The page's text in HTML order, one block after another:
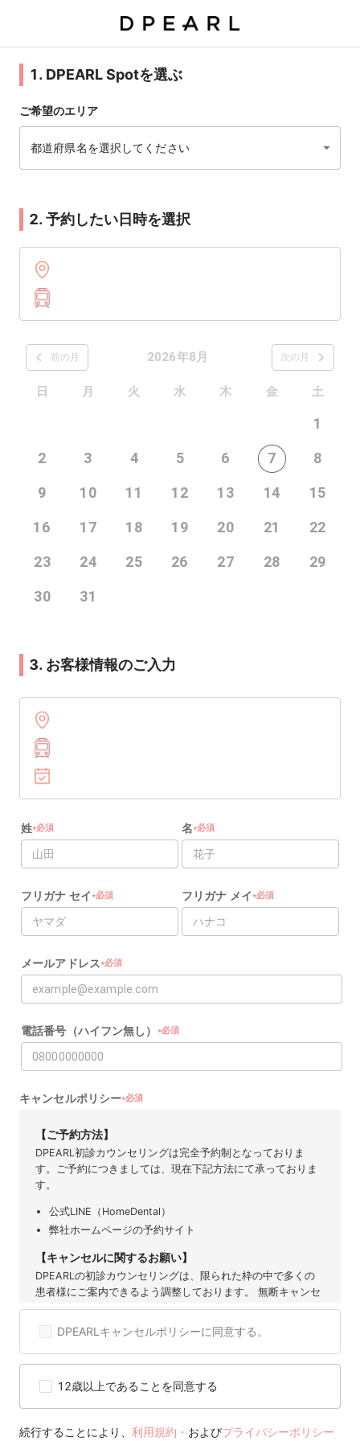
1. DPEARL Spotを選ぶ
ご希望のエリア
都道府県名を選択してください
2. 予約したい日時を選択
2026年8月
前の月 次の月
日 月 火 水 木 金 土
1
2 3 4 5 6 7 8
9 10 11 12 13 14 15
16 17 18 19 20 21 22
23 24 25 26 27 28 29
30 31
3. お客様情報のご入力
姓★必須 名★必須
フリガナ セイ ★必須 フリガナ メイ ★必須
メールアドレス★必須
電話番号（ハイフン無し） ★必須
キャンセルポリシー★必須
【ご予約方法】
DPEARL初診カウンセリングは完全予約制となっておりま
す。ご予約につきましては、現在下記方法にて承っておりま
す。
公式LINE（HomeDental）
弊社ホームページの予約サイト
【キャンセルに関するお願い】
DPEARLの初診カウンセリングは、限られた枠の中で多くの
患者様にご案内できるよう調整しております。 無断キャンセ
ルや直前のご連絡は、他の患者様の機会を奪うだけでなく、
提携歯科医院にも大きなご迷惑となります。 そのため、ご予
約後のキャンセルは原則お控えいただきますようお願い申し
上げます。 度重なるキャンセルや無断キャンセルが確認され
ただくことがございますので、 何卒ご理解とご協力をお願い
【キャンセル可能期間】
DPEARLキャンセルポリシーに同意する。
12歳以上であることを同意する
続行することにより、 利用規約・ およびプライバシーポリシー